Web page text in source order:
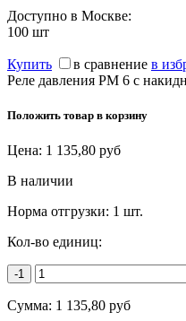
Доступно в Москве:
100 шт
Купить в сравнение в
Реле давления PM 6 с
Положить товар в корзину
Цена: 1 135,80 руб
В наличии
Норма отгрузки: 1 шт.
Кол-во единиц:
-1
Сумма: 1 135,80 руб